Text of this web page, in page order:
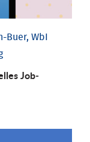
Buer, WbI
Job­